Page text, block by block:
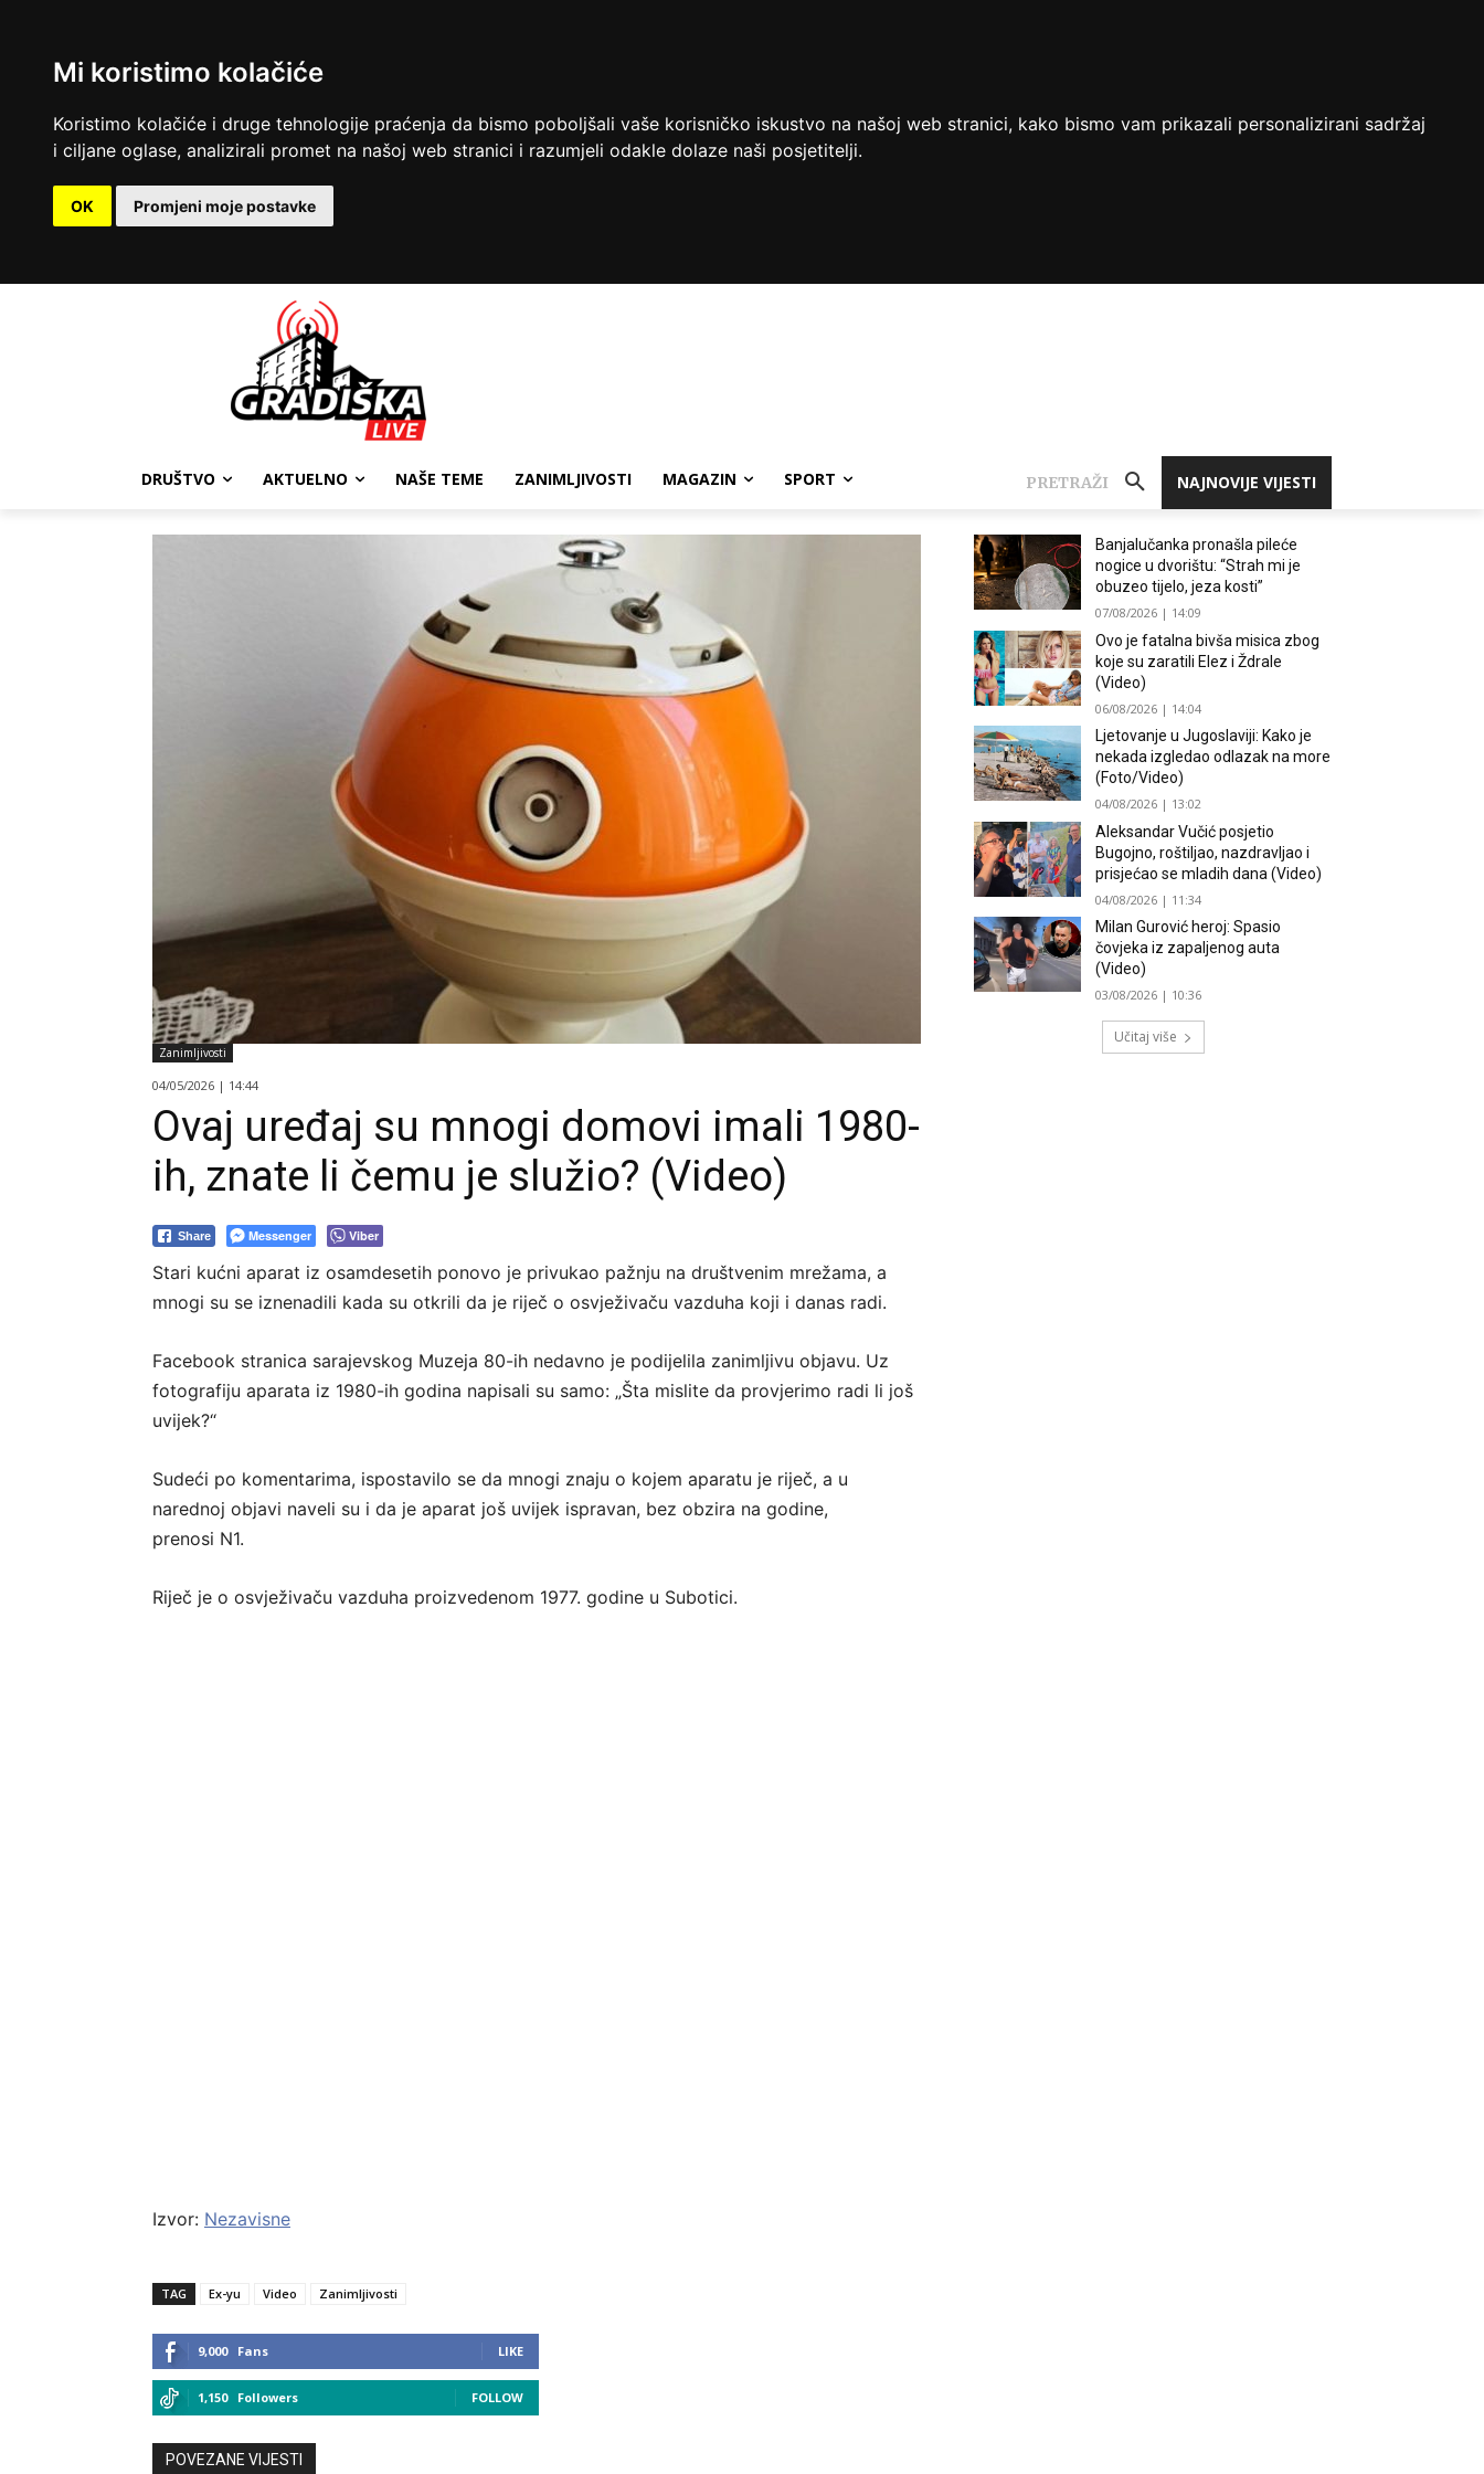
Mi koristimo kolačiće
Koristimo kolačiće i druge tehnologije praćenja da bismo poboljšali vaše korisničko iskustvo na našoj web stranici, kako bismo vam prikazali personalizirani sadržaj
i ciljane oglase, analizirali promet na našoj web stranici i razumjeli odakle dolaze naši posjetitelji.
OK Promjeni moje postavke
DRUŠTVO AKTUELNO NAŠE TEME ZANIMLJIVOSTI MAGAZIN SPORT NAJNOVIJE VIJESTI
PRETRAŽI
Zanimljivosti
04/05/2026 | 14:44
Ovaj uređaj su mnogi domovi imali 1980-
ih, znate li čemu je služio? (Video)
Share Messenger Viber
Stari kućni aparat iz osamdesetih ponovo je privukao pažnju na društvenim mrežama, a
mnogi su se iznenadili kada su otkrili da je riječ o osvježivaču vazduha koji i danas radi.
Facebook stranica sarajevskog Muzeja 80-ih nedavno je podijelila zanimljivu objavu. Uz
fotografiju aparata iz 1980-ih godina napisali su samo: „Šta mislite da provjerimo radi li još
uvijek?“
Sudeći po komentarima, ispostavilo se da mnogi znaju o kojem aparatu je riječ, a u
narednoj objavi naveli su i da je aparat još uvijek ispravan, bez obzira na godine,
prenosi N1.
Riječ je o osvježivaču vazduha proizvedenom 1977. godine u Subotici.
Izvor: Nezavisne
TAG Ex-yu Video Zanimljivosti
9,000 Fans LIKE
1,150 Followers FOLLOW
POVEZANE VIJESTI
Banjalučanka pronašla pileće
nogice u dvorištu: “Strah mi je
obuzeo tijelo, jeza kosti”
07/08/2026 | 14:09
Ovo je fatalna bivša misica zbog
koje su zaratili Elez i Ždrale
(Video)
06/08/2026 | 14:04
Ljetovanje u Jugoslaviji: Kako je
nekada izgledao odlazak na more
(Foto/Video)
04/08/2026 | 13:02
Aleksandar Vučić posjetio
Bugojno, roštiljao, nazdravljao i
prisjećao se mladih dana (Video)
04/08/2026 | 11:34
Milan Gurović heroj: Spasio
čovjeka iz zapaljenog auta
(Video)
03/08/2026 | 10:36
Učitaj više